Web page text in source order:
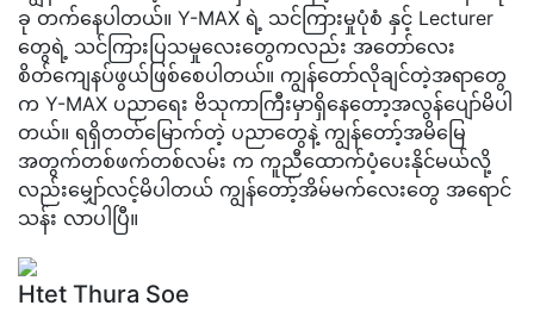
ခု တက်နေပါတယ်။ Y-MAX ရဲ့ သင်ကြားမှုပုံစံ နှင့် Lecturer
တွေရဲ့ သင်ကြားပြသမှုလေးတွေကလည်း အတော်လေး
စိတ်ကျေနပ်ဖွယ်ဖြစ်စေပါတယ်။ ကျွန်တော်လိုချင်တဲ့အရာတွေ
က Y-MAX ပညာရေး ဗိသုကာကြီးမှာရှိနေတော့အလွန်ပျော်မိပါ
တယ်။ ရရှိတတ်မြောက်တဲ့ ပညာတွေနဲ့ ကျွန်တော့်အမိမြေ
အတွက်တစ်ဖက်တစ်လမ်း က ကူညီထောက်ပံ့ပေးနိုင်မယ်လို့
လည်းမျှော်လင့်မိပါတယ် ကျွန်တော့်အိမ်မက်လေးတွေ အရောင်
သန်း လာပါပြီ။
Htet Thura Soe